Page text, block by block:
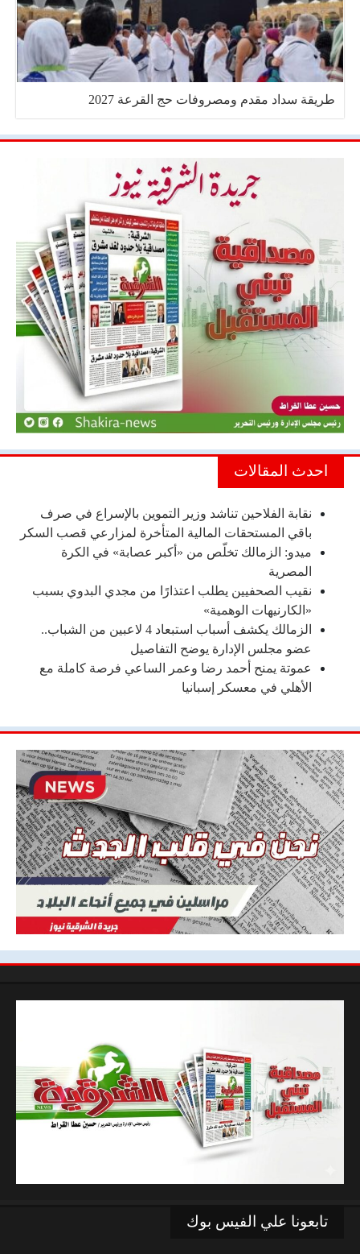
طريقة سداد مقدم ومصروفات حج القرعة 2027
احدث المقالات
نقابة الفلاحين تناشد وزير التموين بالإسراع في صرف
باقي المستحقات المالية المتأخرة لمزارعي قصب السكر
ميدو: الزمالك تخلّص من «أكبر عصابة» في الكرة
المصرية
نقيب الصحفيين يطلب اعتذارًا من مجدي البدوي بسبب
«الكارنيهات الوهمية»
الزمالك يكشف أسباب استبعاد 4 لاعبين من الشباب..
عضو مجلس الإدارة يوضح التفاصيل
عموتة يمنح أحمد رضا وعمر الساعي فرصة كاملة مع
الأهلي في معسكر إسبانيا
تابعونا علي الفيس بوك